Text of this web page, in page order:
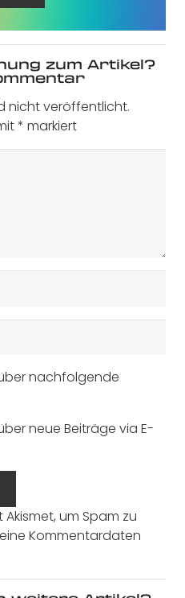
zum Artikel?
nicht veröffentlicht.
* markiert
nachfolgende
neue Beiträge via E-
um Spam zu
Kommentardaten